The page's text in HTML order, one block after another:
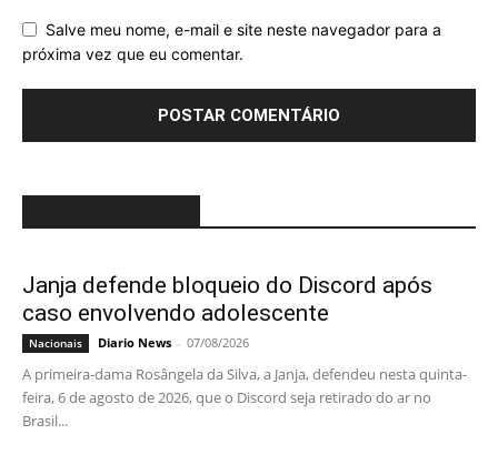
Salve meu nome, e-mail e site neste navegador para a
próxima vez que eu comentar.
Janja defende bloqueio do Discord após
caso envolvendo adolescente
Nacionais Diario News - 07/08/2026
A primeira-dama Rosângela da Silva, a Janja, defendeu nesta quinta-
feira, 6 de agosto de 2026, que o Discord seja retirado do ar no
Brasil...